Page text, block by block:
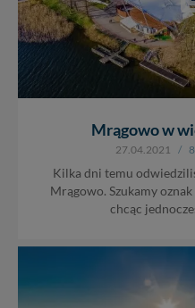
Mrągowo w
27.04.2021 /
Kilka dni temu
Mrągowo. Szukamy
chcąc